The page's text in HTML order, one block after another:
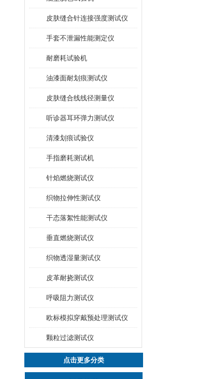
皮肤缝合针连接强度测试仪
手套不泄漏性能测定仪
耐磨耗试验机
油漆面耐划痕测试仪
皮肤缝合线线径测量仪
听诊器耳环弹力测试仪
清漆划痕试验仪
手指磨耗测试机
针焰燃烧测试仪
织物拉伸性测试仪
干态落絮性能测试仪
垂直燃烧测试仪
织物透湿量测试仪
皮革耐挠测试仪
呼吸阻力测试仪
欧标模拟穿戴预处理测试仪
颗粒过滤测试仪
点击更多分类